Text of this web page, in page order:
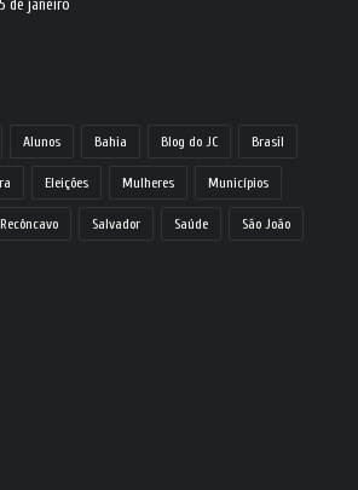
de janeiro
Alunos Bahia Blog do JC Brasil
Eleições Mulheres Municípios
Recôncavo Salvador Saúde São João